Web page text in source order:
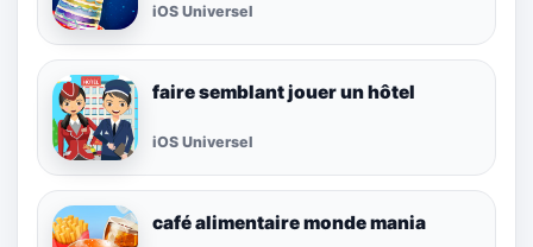
iOS Universel
faire semblant jouer un hôtel
iOS Universel
café alimentaire monde mania